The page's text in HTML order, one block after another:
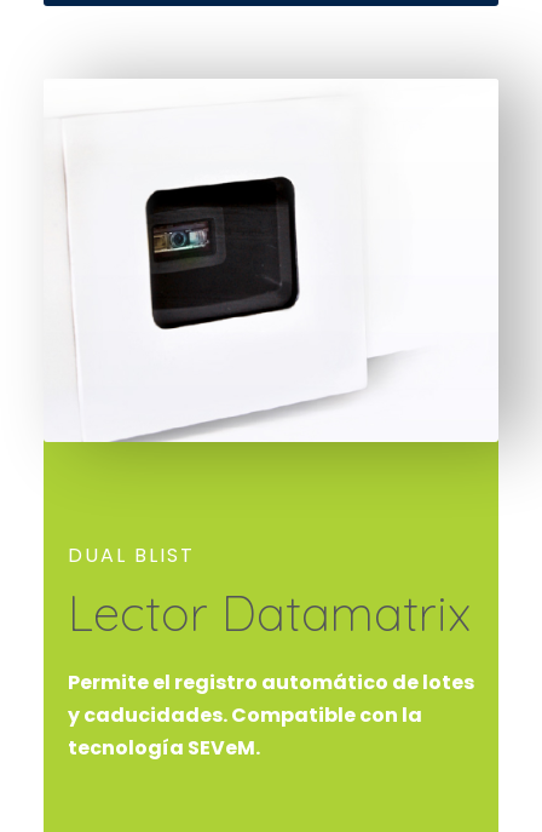
DUAL BLIST
Lector Datamatrix
Permite el registro automático de lotes
y caducidades. Compatible con la
tecnología SEVeM.